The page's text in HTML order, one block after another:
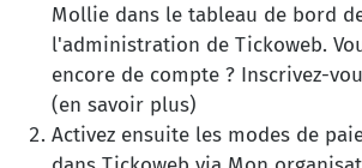
Mollie dans le tableau de bord
l'administration de Tickoweb.
encore de compte ? Inscrivez-
(en savoir plus)
Activez ensuite les modes de